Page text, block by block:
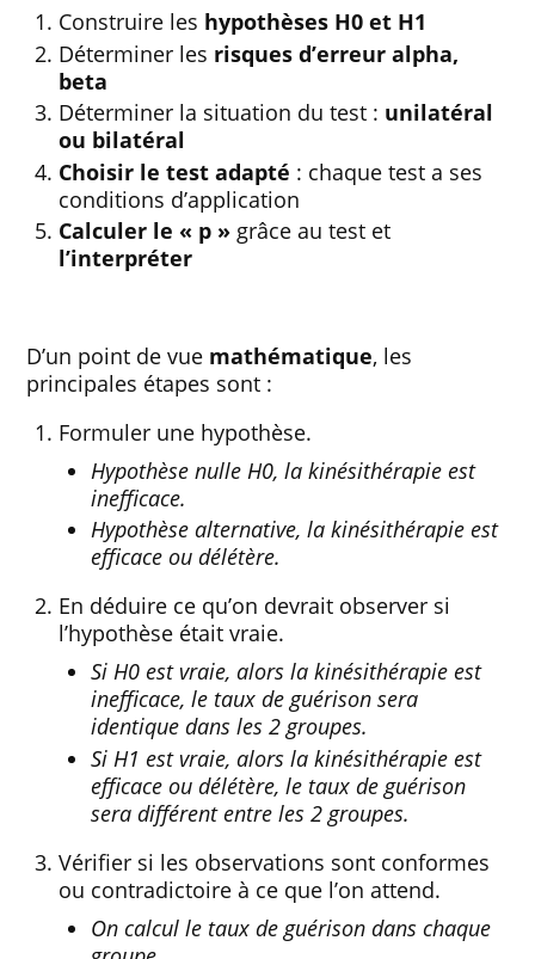
Construire les hypothèses H0 et H1
Déterminer les risques d’erreur alpha,
beta
Déterminer la situation du test : unilatéral
ou bilatéral
Choisir le test adapté : chaque test a ses
conditions d’application
Calculer le « p » grâce au test et
l’interpréter
D’un point de vue mathématique, les
principales étapes sont :
Formuler une hypothèse.
Hypothèse nulle H0, la kinésithérapie est
inefficace.
Hypothèse alternative, la kinésithérapie est
efficace ou délétère.
En déduire ce qu’on devrait observer si
l’hypothèse était vraie.
Si H0 est vraie, alors la kinésithérapie est
inefficace, le taux de guérison sera
identique dans les 2 groupes.
Si H1 est vraie, alors la kinésithérapie est
efficace ou délétère, le taux de guérison
sera différent entre les 2 groupes.
Vérifier si les observations sont conformes
ou contradictoire à ce que l’on attend.
On calcul le taux de guérison dans chaque